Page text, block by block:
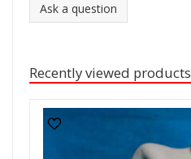
Ask a question
Recently viewed products